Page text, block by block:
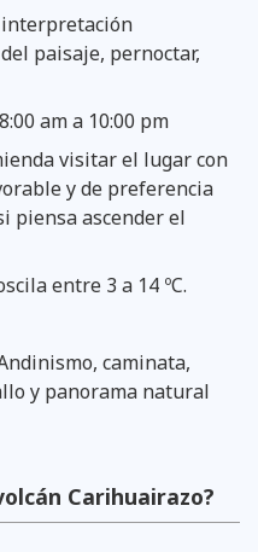
paisaje, pernoctar,
am a 10:00 pm
visitar el lugar con
y de preferencia
piensa ascender el
entre 3 a 14 ºC.
caminata,
y panorama natural
Carihuairazo?